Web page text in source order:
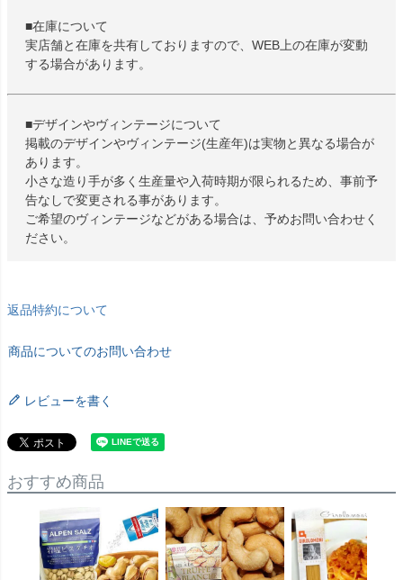
■在庫について
実店舗と在庫を共有しておりますので、WEB上の在庫が変動
する場合があります。
■デザインやヴィンテージについて
掲載のデザインやヴィンテージ(生産年)は実物と異なる場合が
あります。
小さな造り手が多く生産量や入荷時期が限られるため、事前予
告なしで変更される事があります。
ご希望のヴィンテージなどがある場合は、予めお問い合わせく
ださい。
返品特約について
商品についてのお問い合わせ
レビューを書く
おすすめ商品